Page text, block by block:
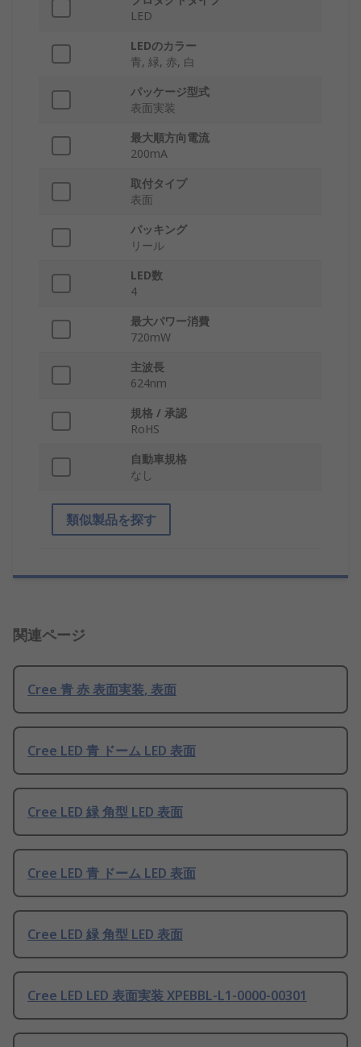
LED
LEDのカラー
青, 緑, 赤, 白
パッケージ型式
表面実装
最大順方向電流
200mA
取付タイプ
表面
パッキング
リール
LED数
4
最大パワー消費
720mW
主波長
624nm
規格 / 承認
RoHS
自動車規格
なし
類似製品を探す
関連ページ
Cree 青 赤 表面実装, 表面
Cree LED 青 ドーム LED 表面
Cree LED 緑 角型 LED 表面
Cree LED 青 ドーム LED 表面
Cree LED 緑 角型 LED 表面
Cree LED LED 表面実装 XPEBBL-L1-0000-00301